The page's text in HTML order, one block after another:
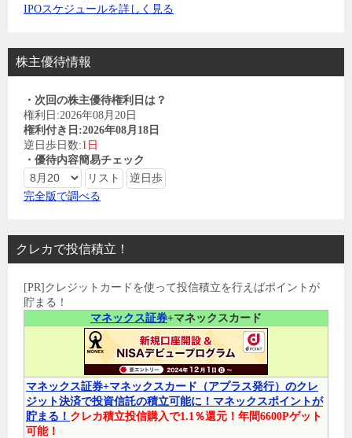
IPOスケジュールを詳しく見る
株主優待情報
・次回の株主優待権利日は？
権利日:2026年08月20日
権利付き日:2026年08月18日
逆日歩日数:1日
・優待内容簡易チェック
完全版で調べる
クレカで投信積立！
[PR]クレジットカードを使って投信積立を行えばポイントが
貯まる！
マネックス証券+マネックスカード
マネックス証券+マネックスカード（アプラス発行）のクレ
ジット決済で投資信託の積立可能に！マネックスポイントが
貯まる！ クレカ積立投信購入で1.1％還元！年間6600Pゲット
可能！